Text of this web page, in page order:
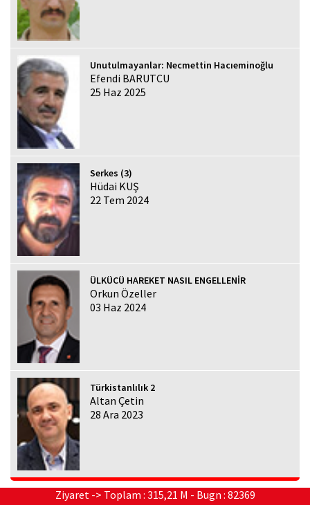
Unutulmayanlar: Necmettin Hacıeminoğlu
Efendi BARUTCU
25 Haz 2025
Serkes (3)
Hüdai KUŞ
22 Tem 2024
ÜLKÜCÜ HAREKET NASIL ENGELLENİR
Orkun Özeller
03 Haz 2024
Türkistanlılık 2
Altan Çetin
28 Ara 2023
Ziyaret -> Toplam : 315,21 M - Bugn : 82369